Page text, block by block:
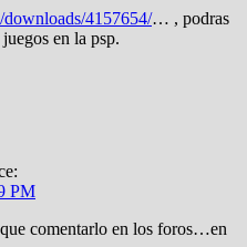
4157654/… , podras
en la psp.
PM
comentarlo en los foros…en